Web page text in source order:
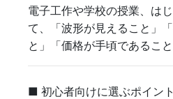
電子工作や学校の授業、は
て、「波形が見えること」
と」「価格が手頃であるこ
■ 初心者向けに選ぶポイント